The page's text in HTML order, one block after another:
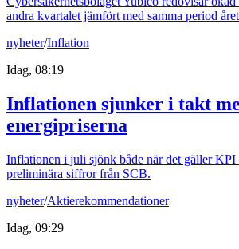
andra kvartalet jämfört med samma period
nyheter/Inflation
Idag, 08:19
Inflationen sjunker i takt
energipriserna
Inflationen i juli sjönk både när det gäller
preliminära siffror från SCB.
nyheter/Aktierekommendationer
Idag, 09:29